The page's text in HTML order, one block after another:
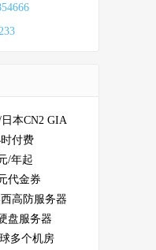
本CN2 GIA
付费
/年起
代金券
西高防服务器
盘服务器
多个机房